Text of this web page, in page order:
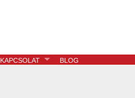
KAPCSOLAT BLOG